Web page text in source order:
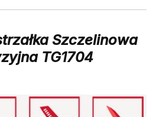
Szczelinowa
TG1704